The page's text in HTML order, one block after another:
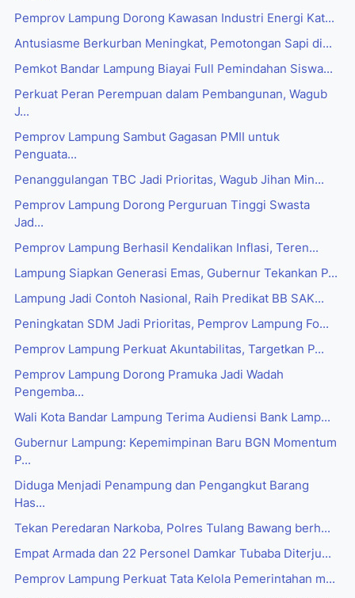
Pemprov Lampung Dorong Kawasan Industri Energi Kat...
Antusiasme Berkurban Meningkat, Pemotongan Sapi di...
Pemkot Bandar Lampung Biayai Full Pemindahan Siswa...
Perkuat Peran Perempuan dalam Pembangunan, Wagub
J...
Pemprov Lampung Sambut Gagasan PMII untuk
Penguata...
Penanggulangan TBC Jadi Prioritas, Wagub Jihan Min...
Pemprov Lampung Dorong Perguruan Tinggi Swasta
Jad...
Pemprov Lampung Berhasil Kendalikan Inflasi, Teren...
Lampung Siapkan Generasi Emas, Gubernur Tekankan P...
Lampung Jadi Contoh Nasional, Raih Predikat BB SAK...
Peningkatan SDM Jadi Prioritas, Pemprov Lampung Fo...
Pemprov Lampung Perkuat Akuntabilitas, Targetkan P...
Pemprov Lampung Dorong Pramuka Jadi Wadah
Pengemba...
Wali Kota Bandar Lampung Terima Audiensi Bank Lamp...
Gubernur Lampung: Kepemimpinan Baru BGN Momentum
P...
Diduga Menjadi Penampung dan Pengangkut Barang
Has...
Tekan Peredaran Narkoba, Polres Tulang Bawang berh...
Empat Armada dan 22 Personel Damkar Tubaba Diterju...
Pemprov Lampung Perkuat Tata Kelola Pemerintahan m...